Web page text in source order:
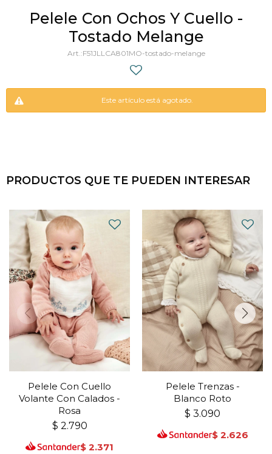
Pelele Con Ochos Y Cuello -
Tostado Melange
F51JLLCA801MO-tostado-melange
Este artículo está agotado.
PRODUCTOS QUE TE PUEDEN INTERESAR
Pelele Con Cuello
Volante Con Calados -
Rosa
$ 2.790
$ 2.371
Pelele Trenzas -
Blanco Roto
$ 3.090
$ 2.626